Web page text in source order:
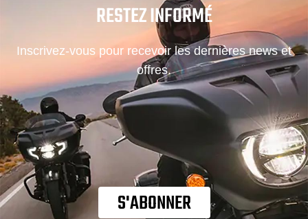
RESTEZ INFORMÉ
Inscrivez-vous pour recevoir les dernières news et
offres.
S'ABONNER